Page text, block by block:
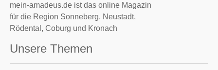
mein-amadeus.de ist das online Magazin
für die Region Sonneberg, Neustadt,
Rödental, Coburg und Kronach
Unsere Themen